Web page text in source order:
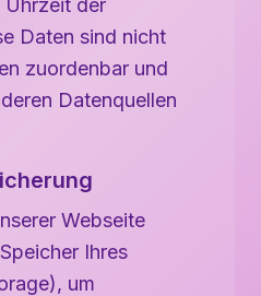
Uhrzeit der
Daten sind nicht
zuordenbar und
Datenquellen
Webseite
Ihres
um